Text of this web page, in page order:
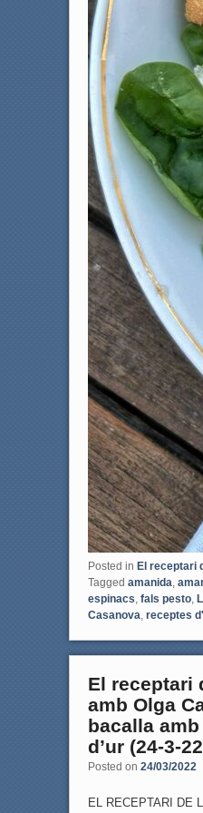
Posted in El receptari
Tagged amanida
espinacs fals pesto,
Casanova receptes
El receptari
amb Olga
bacalla
d’ur (24-3-
Posted on 24/03/2022
EL RECEPTARI DE